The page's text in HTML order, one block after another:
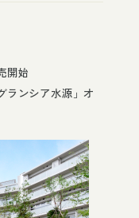
開始
ランシア水源」オ